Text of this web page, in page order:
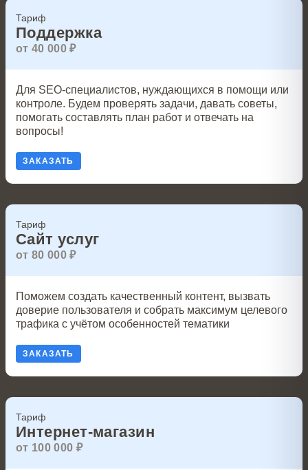
Тариф
Поддержка
от 40 000 ₽
Для SEO-специалистов, нуждающихся в помощи или
контроле. Будем проверять задачи, давать советы,
помогать составлять план работ и отвечать на
вопросы!
ЗАКАЗАТЬ
Тариф
Сайт услуг
от 80 000 ₽
Поможем создать качественный контент, вызвать
доверие пользователя и собрать максимум целевого
трафика с учётом особенностей тематики
ЗАКАЗАТЬ
Тариф
Интернет-магазин
от 100 000 ₽